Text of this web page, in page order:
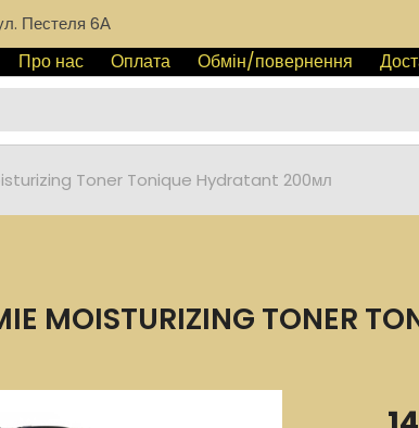
Пестеля 6А
Про нас Оплата Обмін/повернення
Toner Tonique Hydratant 200мл
TONER